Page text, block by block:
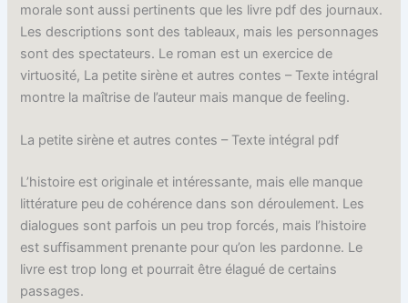
morale sont aussi pertinents que les livre pdf des journaux.
Les descriptions sont des tableaux, mais les personnages
sont des spectateurs. Le roman est un exercice de
virtuosité, La petite sirène et autres contes – Texte intégral
montre la maîtrise de l’auteur mais manque de feeling.
La petite sirène et autres contes – Texte intégral pdf
L’histoire est originale et intéressante, mais elle manque
littérature peu de cohérence dans son déroulement. Les
dialogues sont parfois un peu trop forcés, mais l’histoire
est suffisamment prenante pour qu’on les pardonne. Le
livre est trop long et pourrait être élagué de certains
passages.